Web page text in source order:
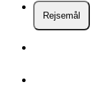
Rejsemål